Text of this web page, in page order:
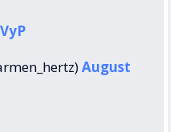
August